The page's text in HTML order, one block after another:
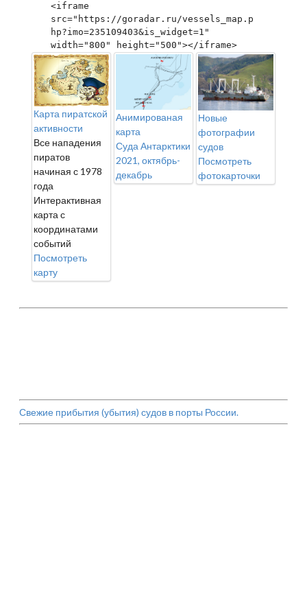
<iframe
src="https://goradar.ru/vessels_map.p
hp?imo=235109403&is_widget=1"
width="800" height="500"></iframe>
Карта пиратской
активности
Все нападения
пиратов
начиная с 1978
года
Интерактивная
карта с
координатами
событий
Посмотреть
карту
Анимированая
карта
Суда Антарктики
2021, октябрь-
декабрь
Новые
фотографии
судов
Посмотреть
фотокарточки
Свежие прибытия (убытия) судов в порты России.